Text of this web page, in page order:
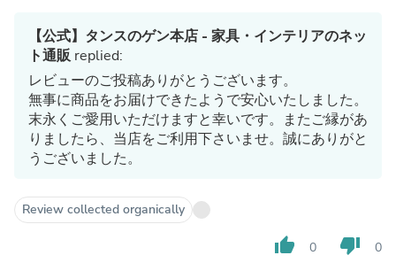
気持ちが明るくなったそうです
素敵な良品に感謝しております
【公式】タンスのゲン本店 - 家具・インテリアのネッ
ト通販replied:
レビューのご投稿ありがとうございます。
無事に商品をお届けできたようで安心いたしました。
末永くご愛用いただけますと幸いです。またご縁があ
りましたら、当店をご利用下さいませ。誠にありがと
うございました。
Review collected organically
thumb_up 0 thumb_down 0